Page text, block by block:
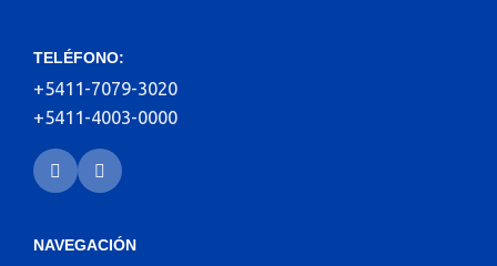
TELÉFONO:
+5411-7079-3020
+5411-4003-0000
NAVEGACIÓN